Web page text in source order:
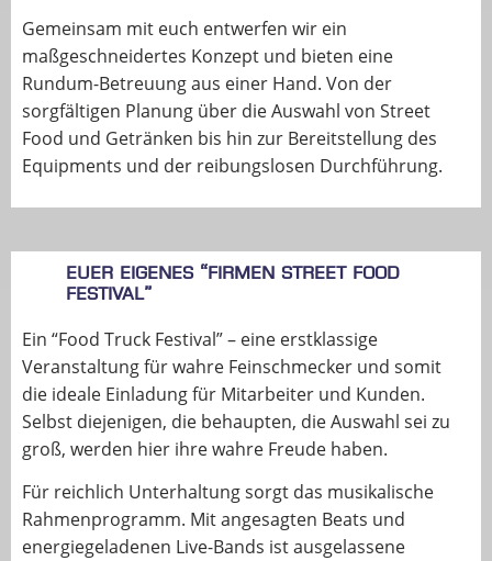
Gemeinsam mit euch entwerfen wir ein
maßgeschneidertes Konzept und bieten eine
Rundum-Betreuung aus einer Hand. Von der
sorgfältigen Planung über die Auswahl von Street
Food und Getränken bis hin zur Bereitstellung des
Equipments und der reibungslosen Durchführung.
Euer eigenes “Firmen Street Food
Festival”
Ein “Food Truck Festival” – eine erstklassige
Veranstaltung für wahre Feinschmecker und somit
die ideale Einladung für Mitarbeiter und Kunden.
Selbst diejenigen, die behaupten, die Auswahl sei zu
groß, werden hier ihre wahre Freude haben.
Für reichlich Unterhaltung sorgt das musikalische
Rahmenprogramm. Mit angesagten Beats und
energiegeladenen Live-Bands ist ausgelassene